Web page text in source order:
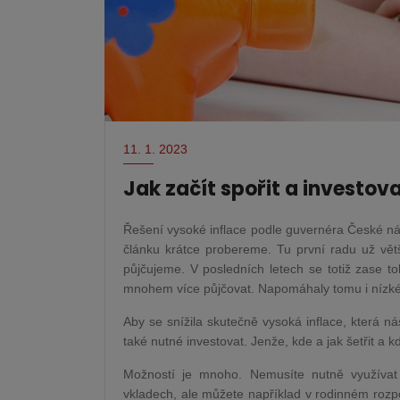
11. 1. 2023
Jak začít spořit a
Řešení vysoké inflace podle guvernéra České
článku krátce probereme. Tu první radu už
půjčujeme. V posledních letech se totiž zase
mnohem více půjčovat. Napomáhaly tomu i nízké
Aby se snížila skutečně vysoká inflace, která
také nutné investovat. Jenže, kde a jak šetřit a
Možností je mnoho. Nemusíte nutně
vkladech, ale můžete například v rodinném